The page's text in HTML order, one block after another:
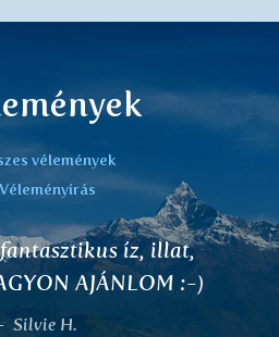
vélemények
Véleményírás
fantasztikus íz, illat,
AJÁNLOM :-)
Silvie H.